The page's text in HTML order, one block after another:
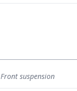
Front suspension